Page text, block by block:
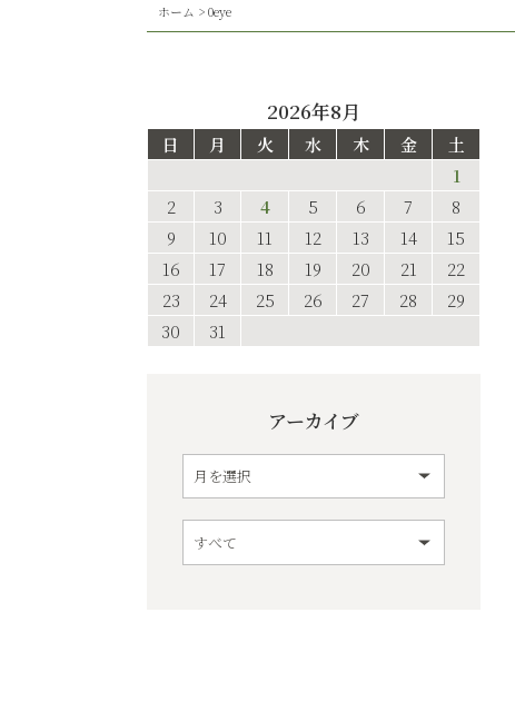
ホーム >0eye
2026年8月
日 月 火 水 木 金
土
1
2
3 4 5 6 7
8
9
10 11 12 13 14
15
16
17 18 19 20 21
22
23
24 25 26 27 28
29
30
31
アーカイブ